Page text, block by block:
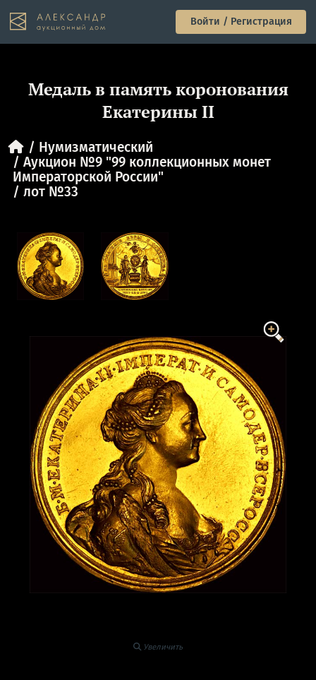
Войти / Регистрация
Медаль в память коронования
Екатерины II
Нумизматический
Аукцион №9 "99 коллекционных монет
Императорской России"
лот №33
Увеличить